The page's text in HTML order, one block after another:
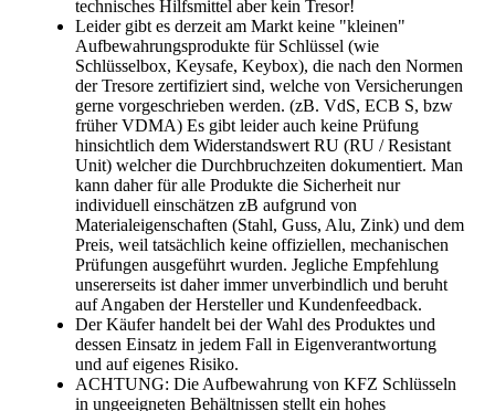
technisches Hilfsmittel aber kein Tresor!
Leider gibt es derzeit am Markt keine "kleinen"
Aufbewahrungsprodukte für Schlüssel (wie
Schlüsselbox, Keysafe, Keybox), die nach den Normen
der Tresore zertifiziert sind, welche von Versicherungen
gerne vorgeschrieben werden. (zB. VdS, ECB S, bzw
früher VDMA) Es gibt leider auch keine Prüfung
hinsichtlich dem Widerstandswert RU (RU / Resistant
Unit) welcher die Durchbruchzeiten dokumentiert. Man
kann daher für alle Produkte die Sicherheit nur
individuell einschätzen zB aufgrund von
Materialeigenschaften (Stahl, Guss, Alu, Zink) und dem
Preis, weil tatsächlich keine offiziellen, mechanischen
Prüfungen ausgeführt wurden. Jegliche Empfehlung
unsererseits ist daher immer unverbindlich und beruht
auf Angaben der Hersteller und Kundenfeedback.
Der Käufer handelt bei der Wahl des Produktes und
dessen Einsatz in jedem Fall in Eigenverantwortung
und auf eigenes Risiko.
ACHTUNG: Die Aufbewahrung von KFZ Schlüsseln
in ungeeigneten Behältnissen stellt ein hohes